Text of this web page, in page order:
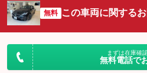
サイドカメラ
：装備あり
：装備なし
無料 この車両に関する
まずは在庫確
無料電話で